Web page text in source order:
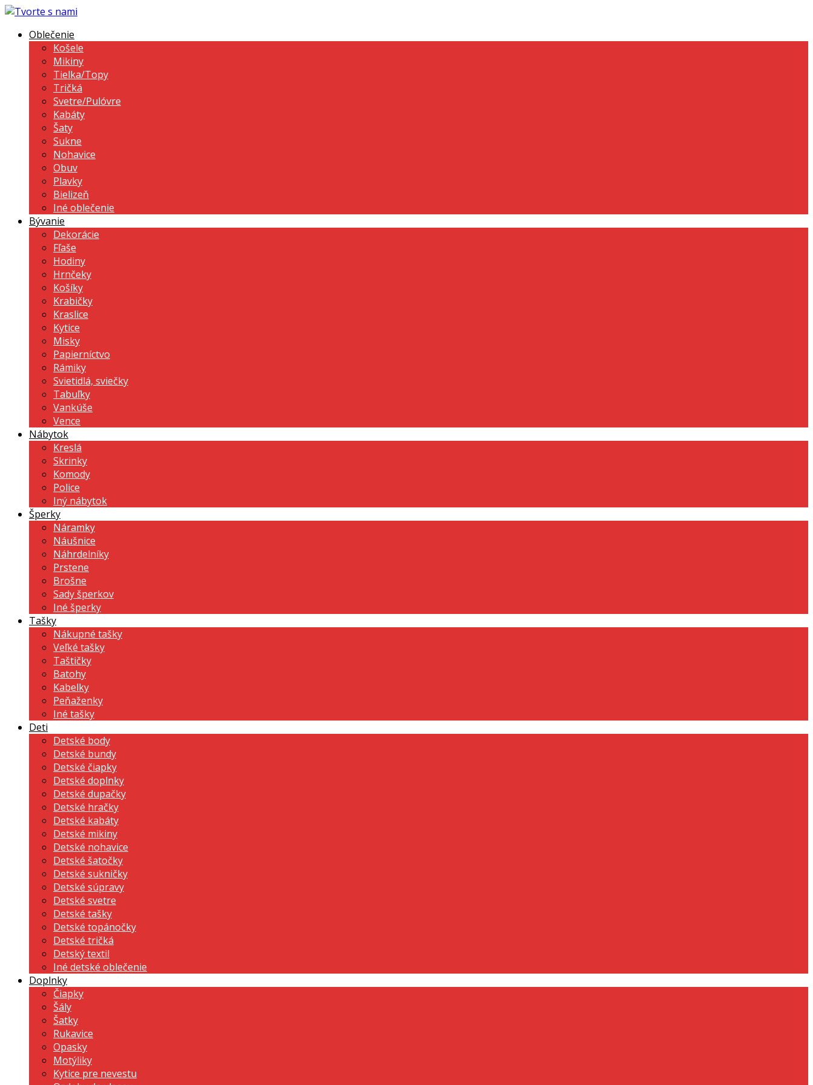
Oblečenie
Košele
Mikiny
Tielka/Topy
Tričká
Svetre/Pulóvre
Kabáty
Šaty
Sukne
Nohavice
Obuv
Plavky
Bielizeň
Iné oblečenie
Bývanie
Dekorácie
Fľaše
Hodiny
Hrnčeky
Košíky
Krabičky
Kraslice
Kytice
Misky
Papierníctvo
Rámiky
Svietidlá, sviečky
Tabuľky
Vankúše
Vence
Nábytok
Kreslá
Skrinky
Komody
Police
Iný nábytok
Šperky
Náramky
Náušnice
Náhrdelníky
Prstene
Brošne
Sady šperkov
Iné šperky
Tašky
Nákupné tašky
Veľké tašky
Taštičky
Batohy
Kabelky
Peňaženky
Iné tašky
Deti
Detské body
Detské bundy
Detské čiapky
Detské doplnky
Detské dupačky
Detské hračky
Detské kabáty
Detské mikiny
Detské nohavice
Detské šatočky
Detské sukničky
Detské súpravy
Detské svetre
Detské tašky
Detské topánočky
Detské tričká
Detský textil
Iné detské oblečenie
Doplnky
Čiapky
Šály
Šatky
Rukavice
Opasky
Motýliky
Kytice pre nevestu